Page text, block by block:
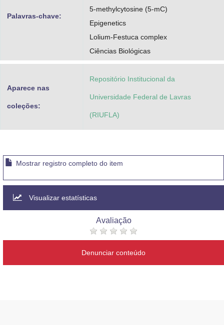
Palavras-chave:
5-methylcytosine (5-mC)
Epigenetics
Lolium-Festuca complex
Ciências Biológicas
Aparece nas
coleções:
Repositório Institucional da
Universidade Federal de Lavras
(RIUFLA)
Mostrar registro completo do item
Visualizar estatísticas
Avaliação
Denunciar conteúdo